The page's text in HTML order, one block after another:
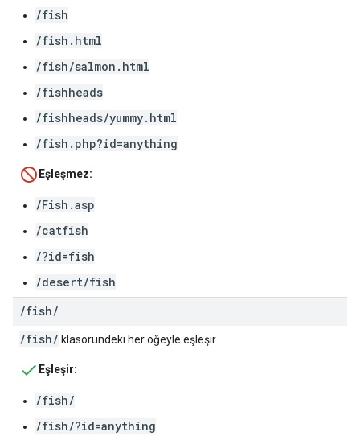
/fish
/fish.html
/fish/salmon.html
/fishheads
/fishheads/yummy.html
/fish.php?id=anything
Eşleşmez:
/Fish.asp
/catfish
/?id=fish
/desert/fish
/fish/
/fish/ klasöründeki her öğeyle eşleşir.
Eşleşir:
/fish/
/fish/?id=anything